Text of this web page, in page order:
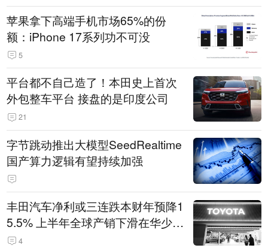
苹果拿下高端手机市场65%的份
额：iPhone 17系列功不可没
5
平台都不自己造了！本田史上首次
外包整车平台 接盘的是印度公司
21
字节跳动推出大模型SeedRealtime
国产算力逻辑有望持续加强
丰田汽车净利或三连跌本财年预降1
5.5% 上半年全球产销下滑在华少卖
14.3万辆
4